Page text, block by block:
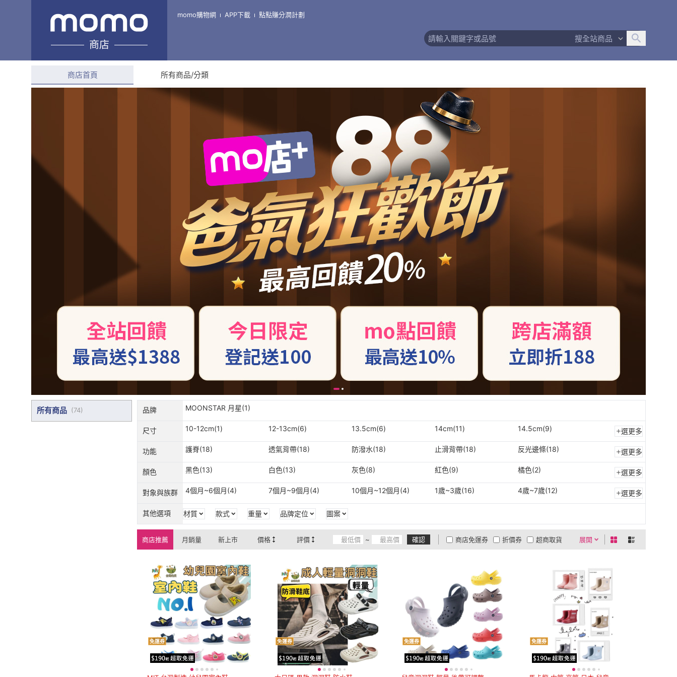
商店
momo購物網 APP下載 點點賺分潤計劃
搜全站商品
小步小步走
綜合評分 商店簡介 退換貨須知
商店首頁 所有商品/分類
所有商品 (74) 品牌 MOONSTAR 月星(1)
尺寸 10-12cm(1) 12-13cm(6) 13.5cm(6) 14cm(11) 14.5cm(9) 選更多
功能 護脊(18) 透氣背帶(18) 防潑水(18) 止滑背帶(18) 反光邊條(18) 選更多
顏色 黑色(13) 白色(13) 灰色(8) 紅色(9) 橘色(2) 選更多
對象與族群 4個月~6個月(4) 7個月~9個月(4) 10個月~12個月(4) 1歲~3歲(16) 4歲~7歲(12) 選更多
其他選項 材質 款式 重量 品牌定位 圖案
商店推薦 月銷量 新上市 價格 評價 ~ 確認 展開
折價券
有影片
商品有量
超商取貨
商店免運券
0利率
及以上
及以上 1
免運券 免運券 免運券 免運券